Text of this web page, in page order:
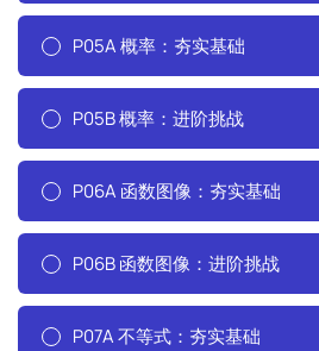
P05A 概率：夯实基础
P05B 概率：进阶挑战
P06A 函数图像：夯实基础
P06B 函数图像：进阶挑战
P07A 不等式：夯实基础